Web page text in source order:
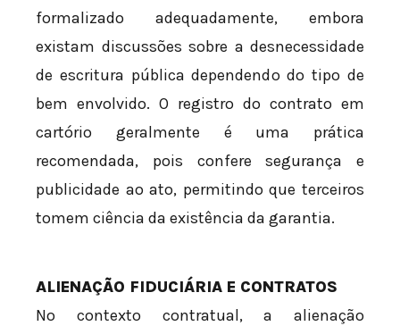
formalizado adequadamente, embora
existam discussões sobre a desnecessidade
de escritura pública dependendo do tipo de
bem envolvido. O registro do contrato em
cartório geralmente é uma prática
recomendada, pois confere segurança e
publicidade ao ato, permitindo que terceiros
tomem ciência da existência da garantia.
ALIENAÇÃO FIDUCIÁRIA E CONTRATOS
No contexto contratual, a alienação